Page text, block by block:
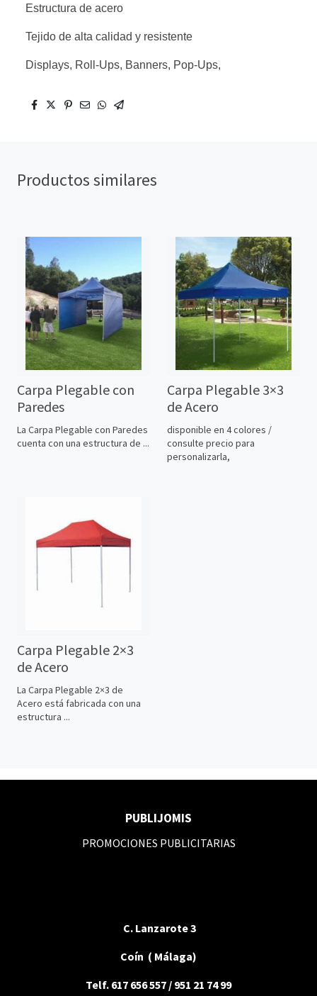
Estructura de acero
Tejido de alta calidad y resistente
Displays, Roll-Ups, Banners, Pop-Ups,
Productos similares
Carpa Plegable con
Paredes
La Carpa Plegable con Paredes
cuenta con una estructura de ...
Carpa Plegable 3×3
de Acero
disponible en 4 colores /
consulte precio para
personalizarla,
Carpa Plegable 2×3
de Acero
La Carpa Plegable 2×3 de
Acero está fabricada con una
estructura ...
PUBLIJOMIS
PROMOCIONES PUBLICITARIAS
C. Lanzarote 3
Coín ( Málaga)
Telf. 617 656 557 / 951 21 74 99